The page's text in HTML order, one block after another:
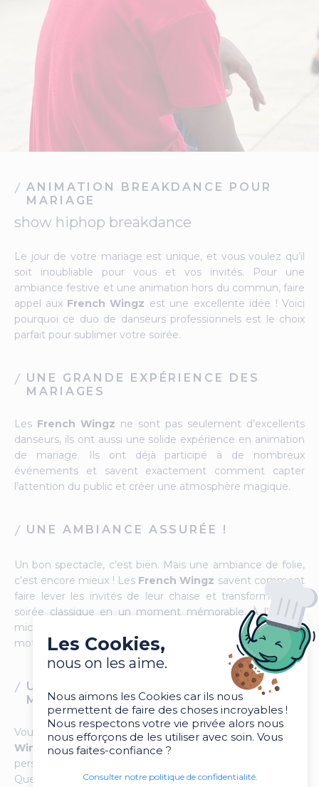
Les Cookies,
nous on les aime.
Nous aimons les Cookies car ils nous
permettent de faire des choses incroyables !
Nous respectons votre vie privée alors nous
nous efforçons de les utiliser avec soin. Vous
nous faites-confiance ?
Consulter notre politique de confidentialité.
ANIMATION BREAKDANCE POUR
MARIAGE
show hiphop breakdance
Le jour de votre mariage est unique, et vous voulez qu’il
soit inoubliable pour vous et vos invités. Pour une
ambiance festive et une animation hors du commun, faire
appel aux French Wingz est une excellente idée ! Voici
pourquoi ce duo de danseurs professionnels est le choix
parfait pour sublimer votre soirée.
UNE GRANDE EXPÉRIENCE DES
MARIAGES
Les French Wingz ne sont pas seulement d’excellents
danseurs, ils ont aussi une solide expérience en animation
de mariage. Ils ont déjà participé à de nombreux
événements et savent exactement comment capter
l’attention du public et créer une atmosphère magique.
UNE AMBIANCE ASSURÉE !
Un bon spectacle, c’est bien. Mais une ambiance de folie,
c’est encore mieux ! Les French Wingz savent comment
faire lever les invités de leur chaise et transformer une
soirée classique en un moment mémorable. À l’aise au
micro, ils interagissent avec le public et savent comment
motiver tout le monde à danser et à s’amuser.
UNE DANSE SUR-MESURE POUR LES
MARIÉS
Vous rêvez d’une ouverture de bal originale ? LesFrench
Wingzpeuvent vous aider à créer une chorégraphie
personnalisée, adaptée à votre style et à votre niveau.
Que vous souhaitiez une danse romantique, une surprise